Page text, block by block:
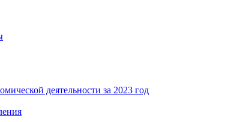
деятельности за 2023 год